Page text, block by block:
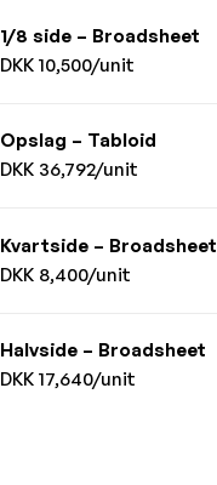
1/8 side – Broadsheet
DKK 10,500/unit
Opslag – Tabloid
DKK 36,792/unit
Kvartside – Broadsheet
DKK 8,400/unit
Halvside – Broadsheet
DKK 17,640/unit